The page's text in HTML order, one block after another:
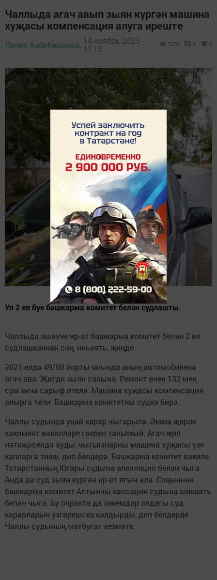
Чаллыда агач авып зыян күргән машина
хуҗасы компенсация алуга иреште
Лилия Хәбибҗанова, 14 ноябрь 2023 -
11:15
1270 0 0
Ул 2 ел буе башкарма комитет белән судлашты.
Чаллыда яшәүче ир-ат башкарма комитет белән 2 ел
судлашканнан соң, ниһаять, җиңде.
2021 елда 49/08 йорты янында аның автомобиленә
агач ава. Җитди зыян салына. Ремонт өчен 132 мең
сум акча сарыф ителә. Машина хуҗасы компенсация
алырга тели. Башкарма комитетны судка бирә.
Чаллы судында уңай карар чыгарыла. Әмма җирле
хакимият вәкилләре гаебен танымый. Агач җил
нәтиҗәсендә ауды, чыгымнарны машина хуҗасы үзе
капларга тиеш, дип белдерә. Башкарма комитет вәкиле
Татарстанның Югары судына апелляция белән чыга.
Анда да суд зыян күргән ир-ат ягын ала. Соңыннан
башкарма комитет Алтынчы кассация судына шикаять
белән чыга. Бу очракта да хөкемдар алдагы суд
карарларын үзгәрешсез калдырды, дип белдерде
Чаллы судының матбугат хезмәте.